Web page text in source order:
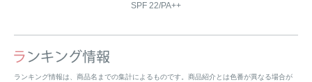
SPF 22/PA++
ランキング情報は、商品名までの集計によるものです。商品紹介とは色番が異なる場合が